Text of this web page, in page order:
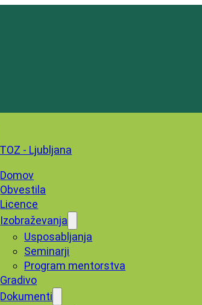
Domov
Obvestila
Licence
Izobraževanja
Usposabljanja
Seminarji
Program mentorstva
Gradivo
Dokumenti